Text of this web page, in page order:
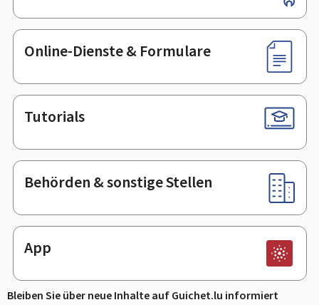
Online-Dienste & Formulare
Tutorials
Behörden & sonstige Stellen
App
Bleiben Sie über neue Inhalte auf Guichet.lu informiert